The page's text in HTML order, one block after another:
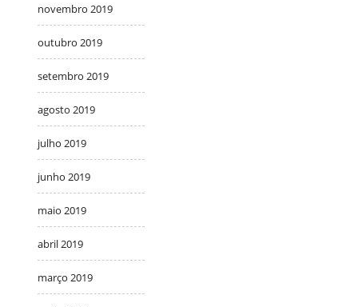
novembro 2019
outubro 2019
setembro 2019
agosto 2019
julho 2019
junho 2019
maio 2019
abril 2019
março 2019